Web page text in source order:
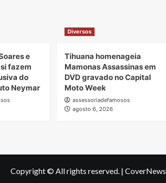
e
fazem
do
Neymar
Diversos
Tihuana homenageia
Mamonas Assassinas em
DVD gravado no Capital
Moto Week
assessoriadefamosos
agosto 6, 2026
Copyright © All rights reserved. | CoverNews